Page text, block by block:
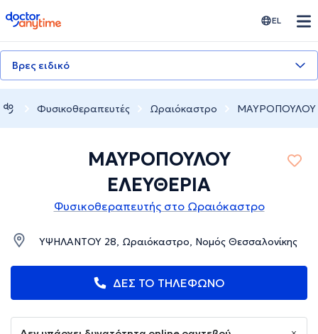
doctoranytime EL
Βρες ειδικό
Φυσικοθεραπευτές Ωραιόκαστρο ΜΑΥΡΟΠΟΥΛΟΥ
ΜΑΥΡΟΠΟΥΛΟΥ
ΕΛΕΥΘΕΡΙΑ
Φυσικοθεραπευτής στο Ωραιόκαστρο
ΥΨΗΛΑΝΤΟΥ 28, Ωραιόκαστρο, Νομός Θεσσαλονίκης
ΔΕΣ ΤΟ ΤΗΛΕΦΩΝΟ